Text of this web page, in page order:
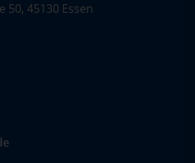
50, 45130 Essen